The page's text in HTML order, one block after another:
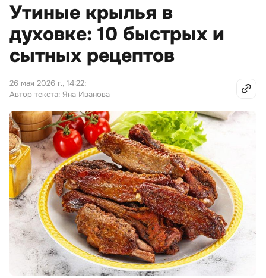
Утиные крылья в
духовке: 10 быстрых и
сытных рецептов
26 мая 2026 г., 14:22;
Автор текста: Яна Иванова